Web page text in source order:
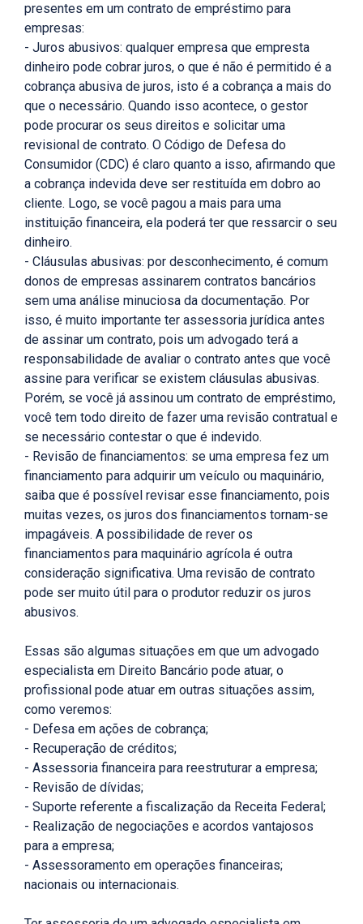
presentes em um contrato de empréstimo para
empresas:
- Juros abusivos: qualquer empresa que empresta
dinheiro pode cobrar juros, o que é não é permitido é a
cobrança abusiva de juros, isto é a cobrança a mais do
que o necessário. Quando isso acontece, o gestor
pode procurar os seus direitos e solicitar uma
revisional de contrato. O Código de Defesa do
Consumidor (CDC) é claro quanto a isso, afirmando que
a cobrança indevida deve ser restituída em dobro ao
cliente. Logo, se você pagou a mais para uma
instituição financeira, ela poderá ter que ressarcir o seu
dinheiro.
- Cláusulas abusivas: por desconhecimento, é comum
donos de empresas assinarem contratos bancários
sem uma análise minuciosa da documentação. Por
isso, é muito importante ter assessoria jurídica antes
de assinar um contrato, pois um advogado terá a
responsabilidade de avaliar o contrato antes que você
assine para verificar se existem cláusulas abusivas.
Porém, se você já assinou um contrato de empréstimo,
você tem todo direito de fazer uma revisão contratual e
se necessário contestar o que é indevido.
- Revisão de financiamentos: se uma empresa fez um
financiamento para adquirir um veículo ou maquinário,
saiba que é possível revisar esse financiamento, pois
muitas vezes, os juros dos financiamentos tornam-se
impagáveis. A possibilidade de rever os
financiamentos para maquinário agrícola é outra
consideração significativa. Uma revisão de contrato
pode ser muito útil para o produtor reduzir os juros
abusivos.
Essas são algumas situações em que um advogado
especialista em Direito Bancário pode atuar, o
profissional pode atuar em outras situações assim,
como veremos:
- Defesa em ações de cobrança;
- Recuperação de créditos;
- Assessoria financeira para reestruturar a empresa;
- Revisão de dívidas;
- Suporte referente a fiscalização da Receita Federal;
- Realização de negociações e acordos vantajosos
para a empresa;
- Assessoramento em operações financeiras;
nacionais ou internacionais.